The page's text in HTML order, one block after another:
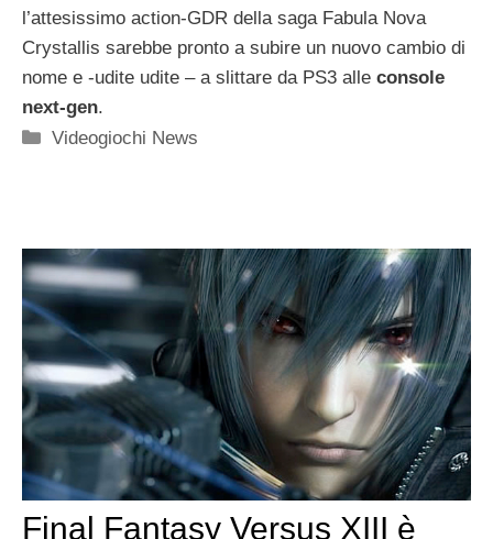
l’attesissimo action-GDR della saga Fabula Nova
Crystallis sarebbe pronto a subire un nuovo cambio di
nome e -udite udite – a slittare da PS3 alle console
next-gen.
Categorie
Videogiochi News
Final Fantasy Versus XIII è